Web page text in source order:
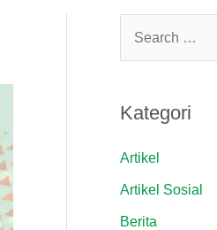
u
n
t
Kategori
Artikel
Artikel Sosial
Berita